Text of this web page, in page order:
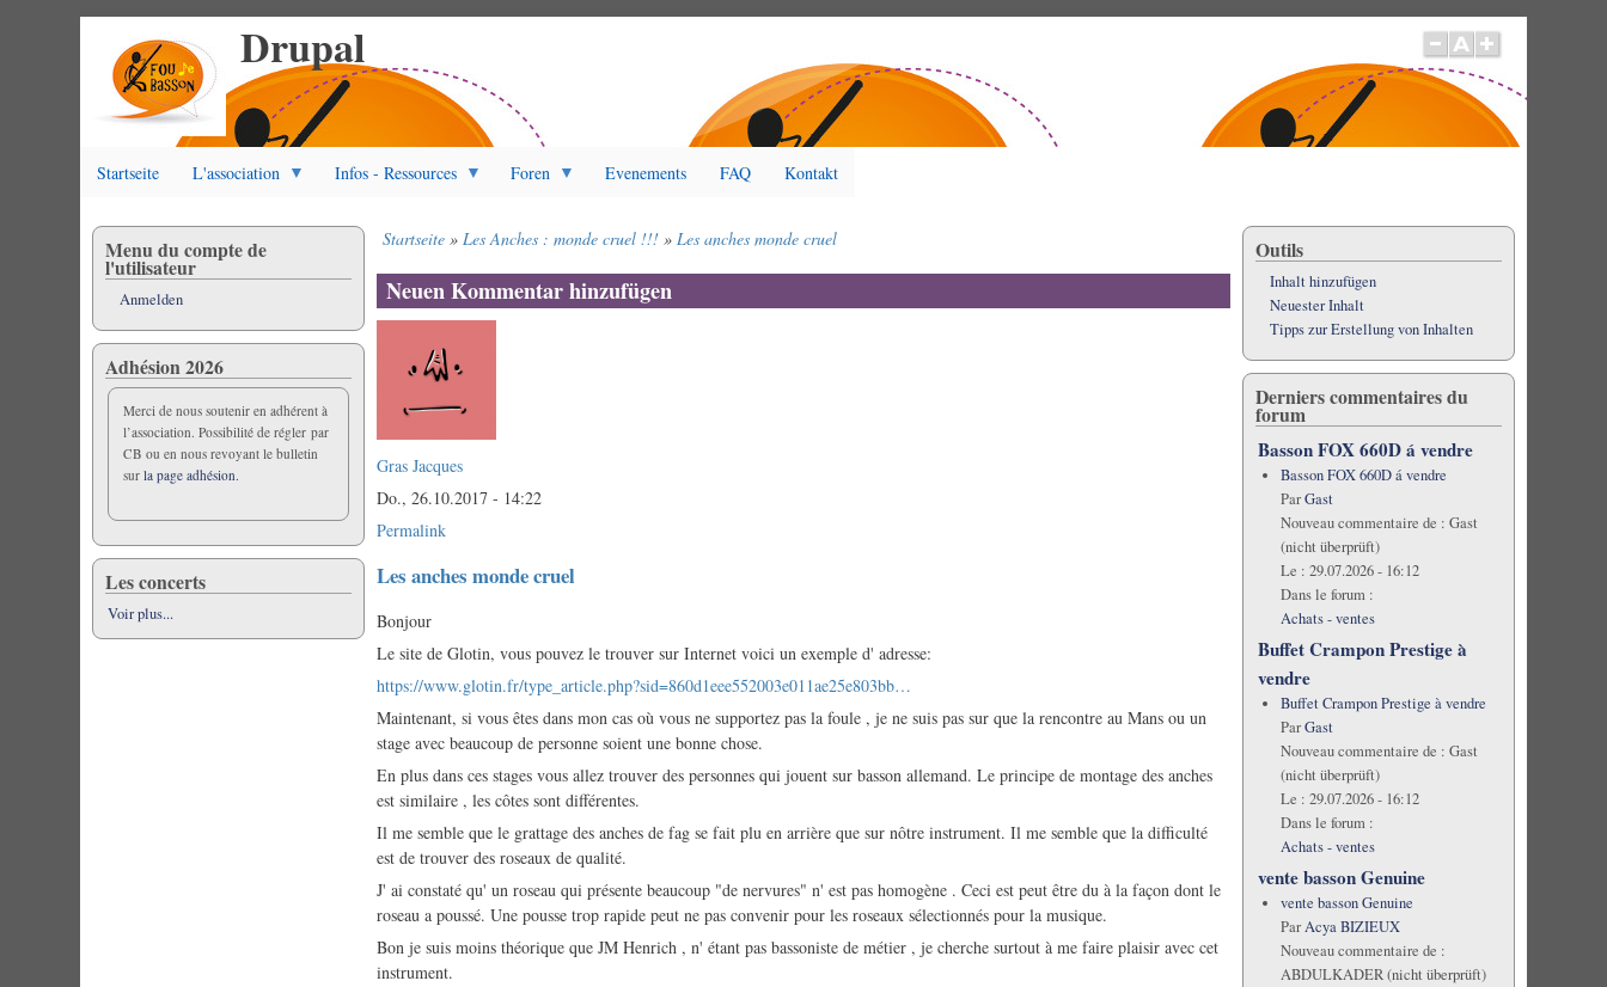
Drupal
Startseite L'association Infos - Ressources Foren Evenements FAQ Kontakt
Startseite Les Anches : monde cruel !!! Les anches monde cruel
Neuen Kommentar hinzufügen
Gras Jacques
Do., 26.10.2017 - 14:22
Permalink
Les anches monde cruel
Bonjour
Le site de Glotin, vous pouvez le trouver sur Internet voici un exemple d' adresse:
https://www.glotin.fr/type_article.php?sid=860d1eee552003e011ae25e803bb…
Maintenant, si vous êtes dans mon cas où vous ne supportez pas la foule , je ne suis pas sur que la rencontre au Mans ou un
stage avec beaucoup de personne soient une bonne chose.
En plus dans ces stages vous allez trouver des personnes qui jouent sur basson allemand. Le principe de montage des anches
est similaire , les côtes sont différentes.
Il me semble que le grattage des anches de fag se fait plu en arrière que sur nôtre instrument. Il me semble que la difficulté
est de trouver des roseaux de qualité.
J' ai constaté qu' un roseau qui présente beaucoup "de nervures" n' est pas homogène . Ceci est peut être du à la façon dont le
roseau a poussé. Une pousse trop rapide peut ne pas convenir pour les roseaux sélectionnés pour la musique.
Bon je suis moins théorique que JM Henrich , n' étant pas bassoniste de métier , je cherche surtout à me faire plaisir avec cet
instrument.
Menu du compte de
l'utilisateur
Anmelden
Adhésion 2026
Merci de nous soutenir en adhérent à
l’association. Possibilité de régler par
CB ou en nous revoyant le bulletin
surla page adhésion.
Les concerts
Voir plus...
Outils
Inhalt hinzufügen
Neuester Inhalt
Tipps zur Erstellung von Inhalten
Derniers commentaires du
forum
Basson FOX 660D á vendre
Basson FOX 660D á vendre
ParGast
Nouveau commentaire de : Gast
(nicht überprüft)
Le : 29.07.2026 - 16:12
Dans le forum :
Achats - ventes
Buffet Crampon Prestige à
vendre
Buffet Crampon Prestige à vendre
ParGast
Nouveau commentaire de : Gast
(nicht überprüft)
Le : 29.07.2026 - 16:12
Dans le forum :
Achats - ventes
vente basson Genuine
vente basson Genuine
ParAcya BIZIEUX
Nouveau commentaire de :
ABDULKADER (nicht überprüft)